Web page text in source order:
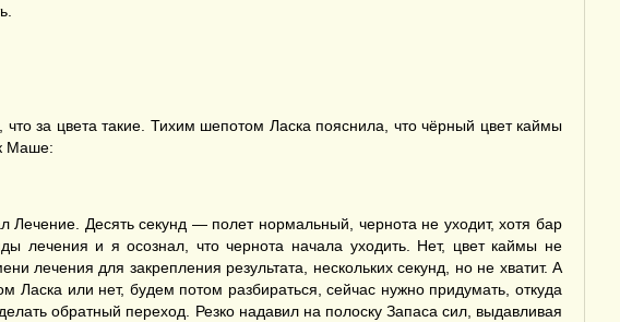
за цвета такие. Тихим шепотом Ласка пояснила, что чёрный цвет каймы
Маше:
Лечение. Десять секунд — полет нормальный, чернота не уходит, хотя бар
лечения и я осознал, что чернота начала уходить. Нет, цвет каймы не
лечения для закрепления результата, нескольких секунд, но не хватит. А
или нет, будем потом разбираться, сейчас нужно придумать, откуда
обратный переход. Резко надавил на полоску Запаса сил, выдавливая